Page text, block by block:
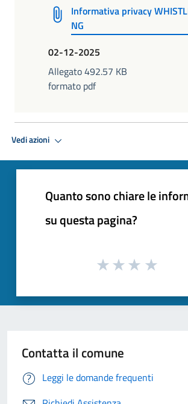
Informativa privacy
NG
02-12-2025
Allegato 492.57 KB
formato pdf
Vedi azioni
Quanto sono chiare le
su questa pagina?
Contatta il comune
Leggi le domande frequenti